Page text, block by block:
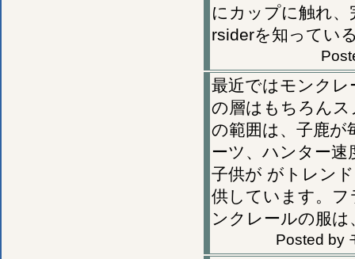
にカップに触れ
rsiderを知ってい
最近ではモンク
の層はもちろん
の範囲は、子鹿が
ーツ、ハンター速
子供が がトレン
供しています。
ンクレールの服
Posted by